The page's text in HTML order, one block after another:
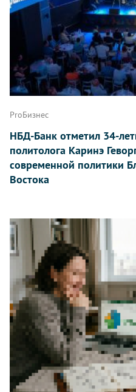
ProБизнес
НБД-Банк отметил 34-
политолога Каринэ
современной политики
Востока